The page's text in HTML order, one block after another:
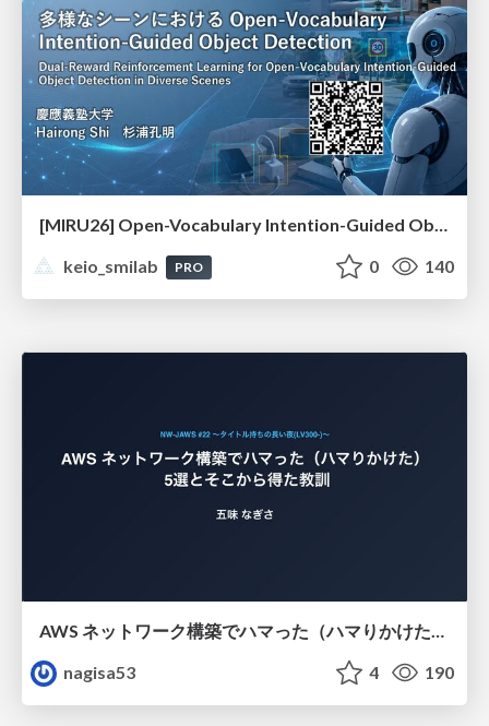
[MIRU26] Open-Vocabulary Intention-Guided Object Detection in Diverse Scenes
keio_smilab
PRO 0 140
AWS ネットワーク構築でハマった（ハマりかけた） 5選とそこから得た教訓
nagisa53
4 190